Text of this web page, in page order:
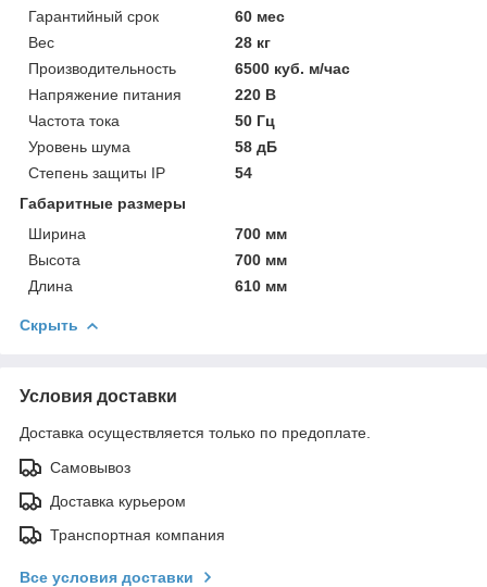
Гарантийный срок
60 мес
Вес
28 кг
Производительность
6500 куб. м/час
Напряжение питания
220 В
Частота тока
50 Гц
Уровень шума
58 дБ
Степень защиты IP
54
Габаритные размеры
Ширина
700 мм
Высота
700 мм
Длина
610 мм
Скрыть
Условия доставки
Доставка осуществляется только по предоплате.
Самовывоз
Доставка курьером
Транспортная компания
Все условия доставки